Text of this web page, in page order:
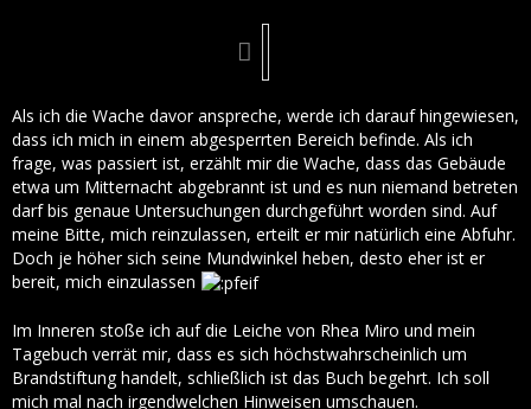
Als ich die Wache davor anspreche, werde ich darauf hingewiesen,
dass ich mich in einem abgesperrten Bereich befinde. Als ich
frage, was passiert ist, erzählt mir die Wache, dass das Gebäude
etwa um Mitternacht abgebrannt ist und es nun niemand betreten
darf bis genaue Untersuchungen durchgeführt worden sind. Auf
meine Bitte, mich reinzulassen, erteilt er mir natürlich eine Abfuhr.
Doch je höher sich seine Mundwinkel heben, desto eher ist er
bereit, mich einzulassen
Im Inneren stoße ich auf die Leiche von Rhea Miro und mein
Tagebuch verrät mir, dass es sich höchstwahrscheinlich um
Brandstiftung handelt, schließlich ist das Buch begehrt. Ich soll
mich mal nach irgendwelchen Hinweisen umschauen.